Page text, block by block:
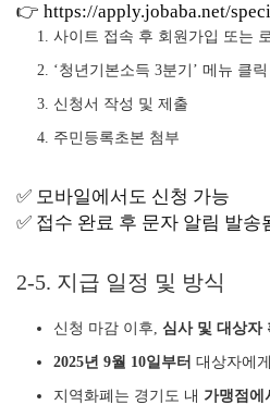
👉 https://apply.jobaba.net/
사이트 접속 후 회원가입 또는
‘청년기본소득 3분기’ 메뉴 클릭
신청서 작성 및 제출
주민등록초본 첨부
✅ 모바일에서도 신청 가능
✅ 접수 완료 후 문자 알림 발송
2-5. 지급 일정 및 방식
신청 마감 이후, 심사 및 대상자
2025년 9월 10일부터 대상자에
지역화폐는 경기도 내 가맹점에